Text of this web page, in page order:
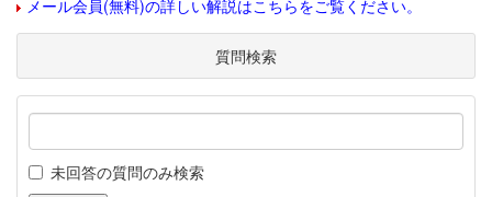
メール会員(無料)の詳しい解説はこちらをご覧ください。
質問検索
未回答の質問のみ検索